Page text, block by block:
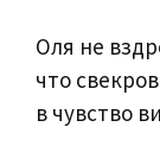
Оля не
что
в чувство